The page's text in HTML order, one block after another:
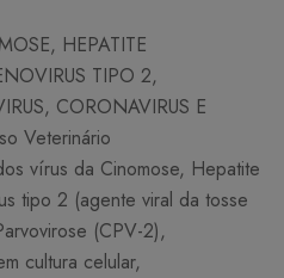
HEPATITE
TIPO 2,
CORONAVIRUS E
Veterinário
vírus da Cinomose, Hepatite
tipo 2 (agente viral da tosse
(CPV-2),
cultura celular,